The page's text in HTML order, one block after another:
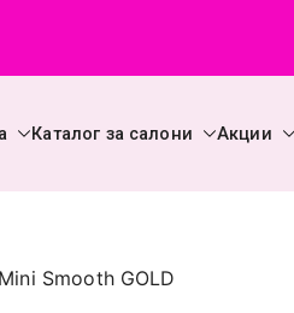
Suppliesкозметика во
Каталог за салони Акции
Smooth GOLD